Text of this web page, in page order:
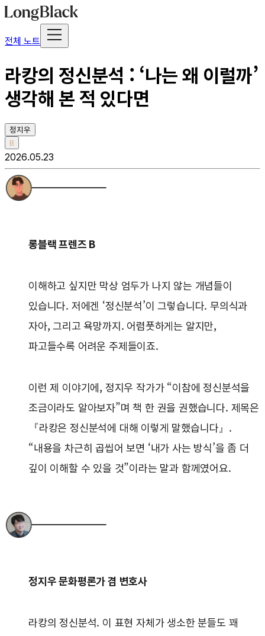
전체 노트
라캉의 정신분석 : ‘나는 왜 이럴까’
생각해 본 적 있다면
정지우
B
2026.05.23
롱블랙 프렌즈 B
이해하고 싶지만 막상 엄두가 나지 않는 개념들이
있습니다. 저에겐 ‘정신분석’이 그렇습니다. 무의식과
자아, 그리고 욕망까지. 어렴풋하게는 알지만,
파고들수록 어려운 주제들이죠.
이런 제 이야기에, 정지우 작가가 “이참에 정신분석을
조금이라도 알아보자”며 책 한 권을 권했습니다. 제목은
『라캉은 정신분석에 대해 이렇게 말했습니다』.
“내용을 차근히 곱씹어 보면 ‘내가 사는 방식’을 좀 더
깊이 이해할 수 있을 것”이라는 말과 함께였어요.
정지우 문화평론가 겸 변호사
라캉의 정신분석. 이 표현 자체가 생소한 분들도 꽤